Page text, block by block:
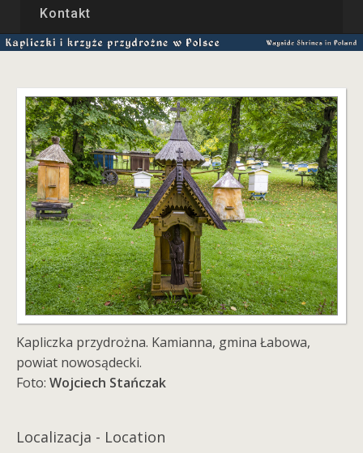
Kontakt
Kapliczka przydrożna. Kamianna, gmina Łabowa,
powiat nowosądecki.
Foto: Wojciech Stańczak
Localizacja - Location